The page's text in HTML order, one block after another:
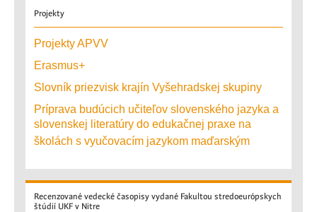
Projekty
Projekty APVV
Erasmus+
Slovník priezvisk krajín Vyšehradskej skupiny
Príprava budúcich učiteľov slovenského jazyka a
slovenskej literatúry do edukačnej praxe na
školách s vyučovacím jazykom maďarským
Recenzované vedecké časopisy vydané Fakultou stredoeurópskych
štúdií UKF v Nitre